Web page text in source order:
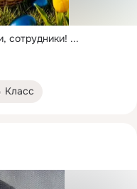
сотрудники! ...
Класс